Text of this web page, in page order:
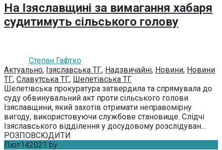
На Ізяславщині за вимагання хабаря
судитимуть сільського голову
Степан Гафтко
Актуально, Ізяславська ТГ, Надзвичайні, Новини, Новини
ТГ, Славутська ТГ, Шепетівська ТГ
Шепетівська прокуратура затвердила та спрямувала до
суду обвинувальний акт проти сільського голови
Ізяславщини, який захотів отримати неправомірну
вигоду, використовуючи службове становище. Слідчі
Ізяславського відділення у досудовому розслідуван...
РОЗПОВСЮДИТИ
Лют142021 by